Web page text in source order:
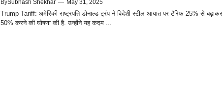
BySubhash Shekhar — May 31, 2025
Trump Tariff: अमेरिकी राष्ट्रपति डोनाल्ड ट्रंप ने विदेशी स्टील आयात पर टैरिफ 25% से बढ़ाकर
50% करने की घोषणा की है. उन्होंने यह कदम ...